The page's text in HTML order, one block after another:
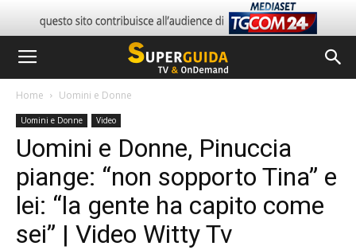
Home Uomini e Donne
Uomini e Donne Video
Uomini e Donne, Pinuccia
piange: “non sopporto Tina” e
lei: “la gente ha capito come
sei” | Video Witty Tv